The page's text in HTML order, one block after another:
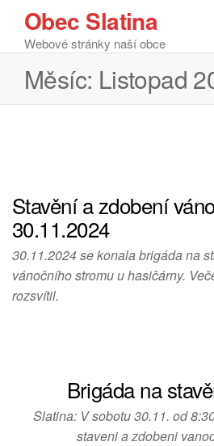
Obec Slatina
Webové stránky naší obce
Měsíc: Listopad
Stavění a zdobení
30.11.2024
30.11.2024 se konala brigáda na
vánočního stromu u hasičárny.
rozsvítil.
Brigáda na
Slatina: V sobotu 30.11. od
staveni a zdobeni